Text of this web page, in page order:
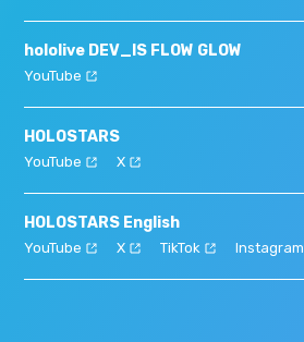
hololive DEV_IS FLOW GLOW
YouTube
HOLOSTARS
YouTube X
HOLOSTARS English
YouTube X TikTok Instagram